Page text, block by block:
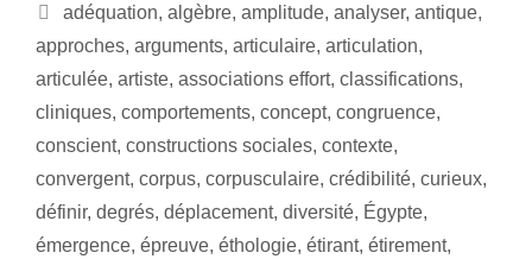
adéquation, algèbre, amplitude, analyser, antique,
approches, arguments, articulaire, articulation,
articulée, artiste, associations effort, classifications,
cliniques, comportements, concept, congruence,
conscient, constructions sociales, contexte,
convergent, corpus, corpusculaire, crédibilité, curieux,
définir, degrés, déplacement, diversité, Égypte,
émergence, épreuve, éthologie, étirant, étirement,